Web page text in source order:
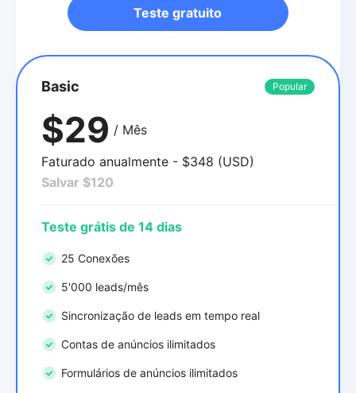
Teste gratuito
Basic Popular
$29 / Mês
Faturado anualmente - $348 (USD)
Salvar $120
Teste grátis de 14 dias
25 Conexões
5'000 leads/mês
Sincronização de leads em tempo real
Contas de anúncios ilimitados
Formulários de anúncios ilimitados